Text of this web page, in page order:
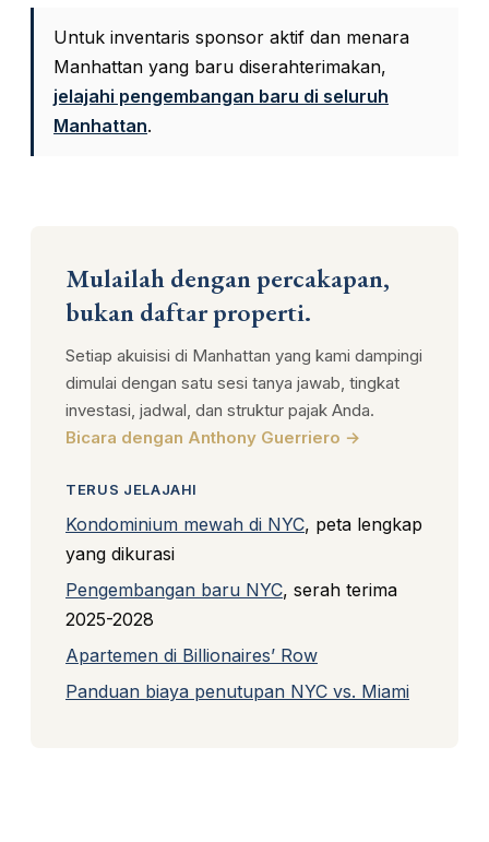
Untuk inventaris sponsor aktif dan menara
Manhattan yang baru diserahterimakan,
jelajahi pengembangan baru di seluruh
Manhattan.
Mulailah dengan percakapan,
bukan daftar properti.
Setiap akuisisi di Manhattan yang kami dampingi
dimulai dengan satu sesi tanya jawab, tingkat
investasi, jadwal, dan struktur pajak Anda.
Bicara dengan Anthony Guerriero →
TERUS JELAJAHI
Kondominium mewah di NYC, peta lengkap
yang dikurasi
Pengembangan baru NYC, serah terima
2025-2028
Apartemen di Billionaires’ Row
Panduan biaya penutupan NYC vs. Miami